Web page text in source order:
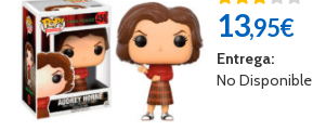
13,95€
Entrega:
No Disponible